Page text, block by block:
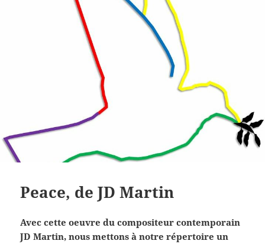
Peace, de JD Martin
Avec cette oeuvre du compositeur contemporain
JD Martin, nous mettons à notre répertoire un